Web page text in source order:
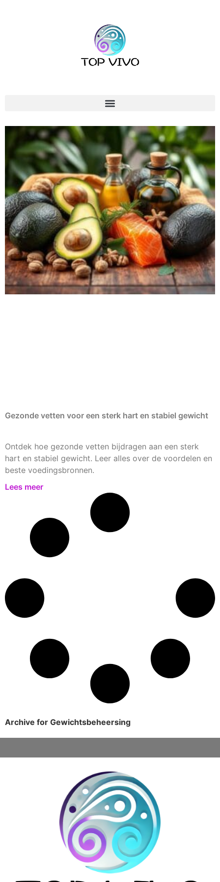
Gezonde vetten voor een sterk hart en stabiel gewicht
Ontdek hoe gezonde vetten bijdragen aan een sterk
hart en stabiel gewicht. Leer alles over de voordelen en
beste voedingsbronnen.
Lees meer
Archive for Gewichtsbeheersing